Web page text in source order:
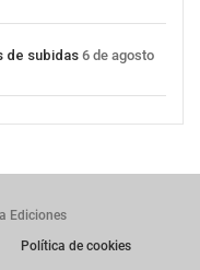
de subidas 6 de agosto
Ediciones
Política de cookies